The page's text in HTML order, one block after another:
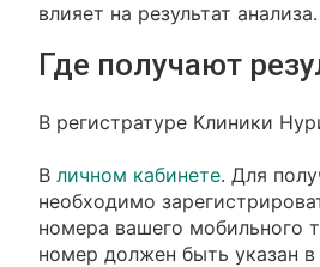
влияет на результат анализа.
Где получают
В регистратуре Клиники
Вличном кабинете. Для
необходимо
номера вашего мобильного
номер должен быть указан